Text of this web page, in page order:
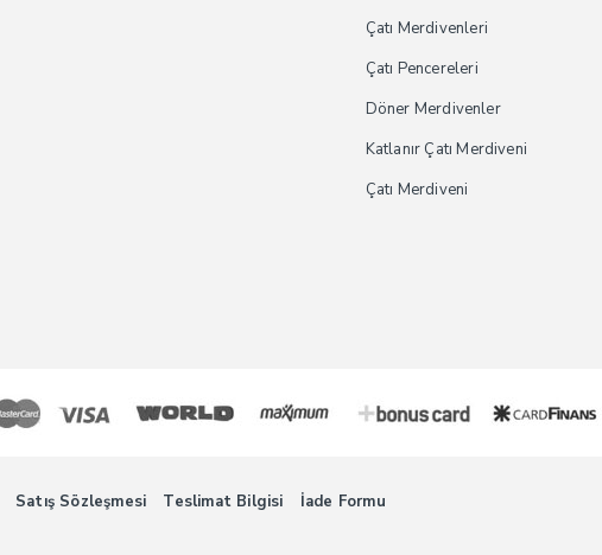
Çatı Merdivenleri
Çatı Pencereleri
Döner Merdivenler
Katlanır Çatı Merdiveni
Çatı Merdiveni
Satış Sözleşmesi Teslimat Bilgisi
İade Formu